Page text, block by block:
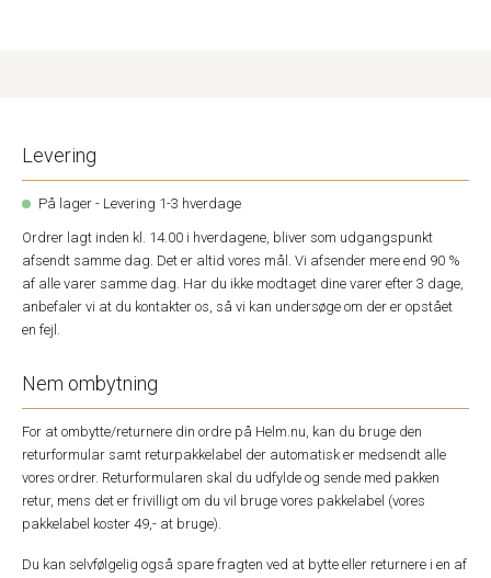
Levering
På lager - Levering 1-3 hverdage
Ordrer lagt inden kl. 14.00 i hverdagene, bliver som udgangspunkt
afsendt samme dag. Det er altid vores mål. Vi afsender mere end 90 %
af alle varer samme dag. Har du ikke modtaget dine varer efter 3 dage,
anbefaler vi at du kontakter os, så vi kan undersøge om der er opstået
en fejl.
Nem ombytning
For at ombytte/returnere din ordre på Helm.nu, kan du bruge den
returformular samt returpakkelabel der automatisk er medsendt alle
vores ordrer. Returformularen skal du udfylde og sende med pakken
retur, mens det er frivilligt om du vil bruge vores pakkelabel (vores
pakkelabel koster 49,- at bruge).
Du kan selvfølgelig også spare fragten ved at bytte eller returnere i en af